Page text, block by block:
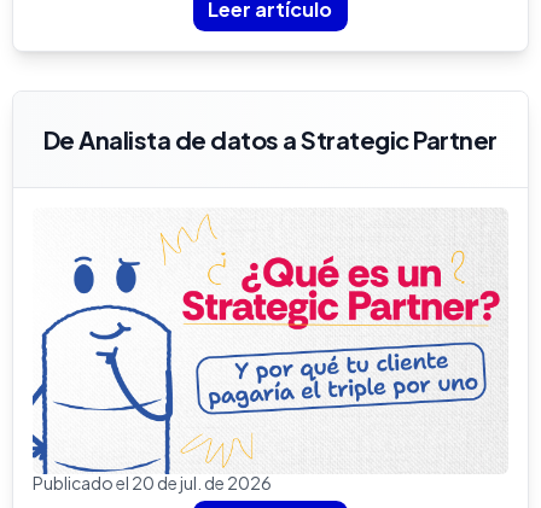
Leer artículo
De Analista de datos a Strategic Partner
Publicado el 20 de jul. de 2026